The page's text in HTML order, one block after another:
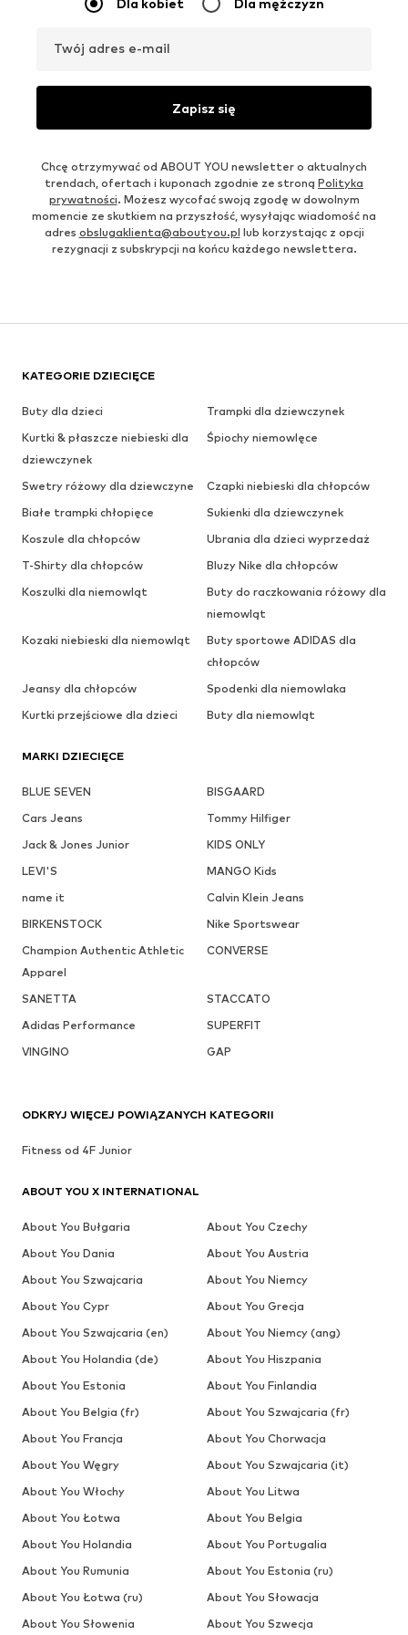
Dla kobiet Dla mężczyzn
Twój adres e-mail
Zapisz się
Chcę otrzymywać od ABOUT YOU newsletter o aktualnych
trendach, ofertach i kuponach zgodnie ze stroną Polityka
prywatności. Możesz wycofać swoją zgodę w dowolnym
momencie ze skutkiem na przyszłość, wysyłając wiadomość na
adres obslugaklienta@aboutyou.pl lub korzystając z opcji
rezygnacji z subskrypcji na końcu każdego newslettera.
KATEGORIE DZIECIĘCE
Buty dla dzieci
Trampki dla dziewczynek
Kurtki & płaszcze niebieski dla
dziewczynek
Śpiochy niemowlęce
Swetry różowy dla dziewczyne
Czapki niebieski dla chłopców
Białe trampki chłopięce
Sukienki dla dziewczynek
Koszule dla chłopców
Ubrania dla dzieci wyprzedaż
T-Shirty dla chłopców
Bluzy Nike dla chłopców
Koszulki dla niemowląt
Buty do raczkowania różowy dla
niemowląt
Kozaki niebieski dla niemowląt
Buty sportowe ADIDAS dla
chłopców
Jeansy dla chłopców
Spodenki dla niemowlaka
Kurtki przejściowe dla dzieci
Buty dla niemowląt
MARKI DZIECIĘCE
BLUE SEVEN
BISGAARD
Cars Jeans
Tommy Hilfiger
Jack & Jones Junior
KIDS ONLY
LEVI'S
MANGO Kids
name it
Calvin Klein Jeans
BIRKENSTOCK
Nike Sportswear
Champion Authentic Athletic
Apparel
CONVERSE
SANETTA
STACCATO
Adidas Performance
SUPERFIT
VINGINO
GAP
ODKRYJ WIĘCEJ POWIĄZANYCH KATEGORII
Fitness od 4F Junior
ABOUT YOU X INTERNATIONAL
About You Bułgaria
About You Czechy
About You Dania
About You Austria
About You Szwajcaria
About You Niemcy
About You Cypr
About You Grecja
About You Szwajcaria (en)
About You Niemcy (ang)
About You Holandia (de)
About You Hiszpania
About You Estonia
About You Finlandia
About You Belgia (fr)
About You Szwajcaria (fr)
About You Francja
About You Chorwacja
About You Węgry
About You Szwajcaria (it)
About You Włochy
About You Litwa
About You Łotwa
About You Belgia
About You Holandia
About You Portugalia
About You Rumunia
About You Estonia (ru)
About You Łotwa (ru)
About You Słowacja
About You Słowenia
About You Szwecja